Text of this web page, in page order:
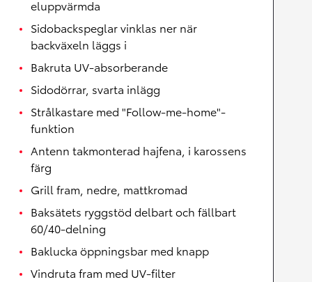
eluppvärmda
Sidobackspeglar vinklas ner när
backväxeln läggs i
Bakruta UV-absorberande
Sidodörrar, svarta inlägg
Strålkastare med "Follow-me-home"-
funktion
Antenn takmonterad hajfena, i karossens
färg
Grill fram, nedre, mattkromad
Baksätets ryggstöd delbart och fällbart
60/40-delning
Baklucka öppningsbar med knapp
Vindruta fram med UV-filter